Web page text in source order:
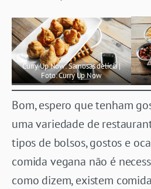
Curry Up Now: Samosas delícia |
Foto: Curry Up Now
Bom, espero que tenham
uma variedade de
tipos de bolsos, gostos e
comida vegana não é
como dizem, existem